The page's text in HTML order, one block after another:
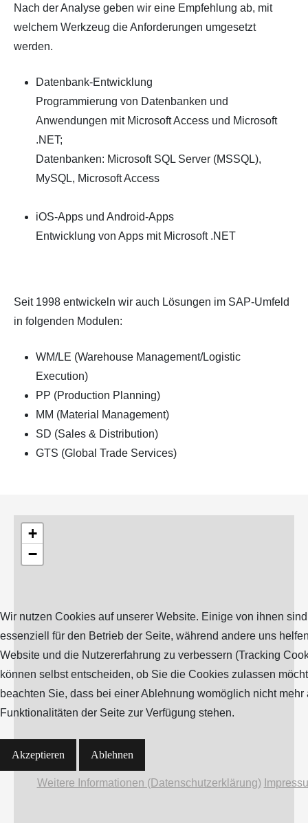
Nach der Analyse geben wir eine Empfehlung ab, mit
welchem Werkzeug die Anforderungen umgesetzt
werden.
Datenbank-Entwicklung
Programmierung von Datenbanken und
Anwendungen mit Microsoft Access und Microsoft
.NET;
Datenbanken: Microsoft SQL Server (MSSQL),
MySQL, Microsoft Access
iOS-Apps und Android-Apps
Entwicklung von Apps mit Microsoft .NET
Seit 1998 entwickeln wir auch Lösungen im SAP-Umfeld
in folgenden Modulen:
WM/LE (Warehouse Management/Logistic
Execution)
PP (Production Planning)
MM (Material Management)
SD (Sales & Distribution)
GTS (Global Trade Services)
+
−
Wir nutzen Cookies auf unserer Website. Einige von ihnen sind
essenziell für den Betrieb der Seite, während andere uns
Website und die Nutzererfahrung zu verbessern (Tracking
können selbst entscheiden, ob Sie die Cookies zulassen
beachten Sie, dass bei einer Ablehnung womöglich nicht mehr
Funktionalitäten der Seite zur Verfügung stehen.
Akzeptieren Ablehnen
Weitere Informationen (Datenschutzerklärung)